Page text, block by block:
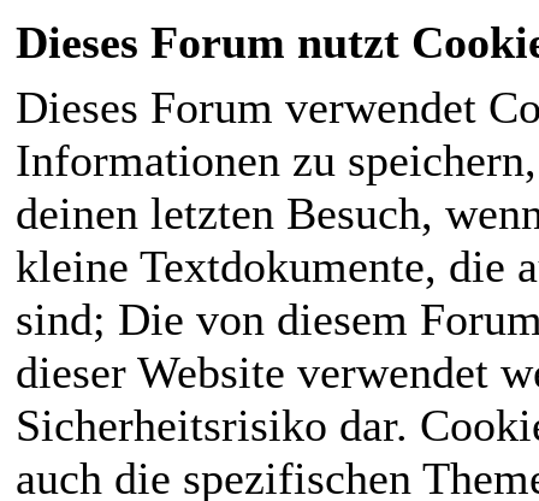
Dieses Forum nutzt
Dieses Forum verwendet
Informationen zu
deinen letzten Besuch,
kleine Textdokumente, die
sind; Die von diesem
dieser Website verwendet
Sicherheitsrisiko dar.
auch die spezifischen